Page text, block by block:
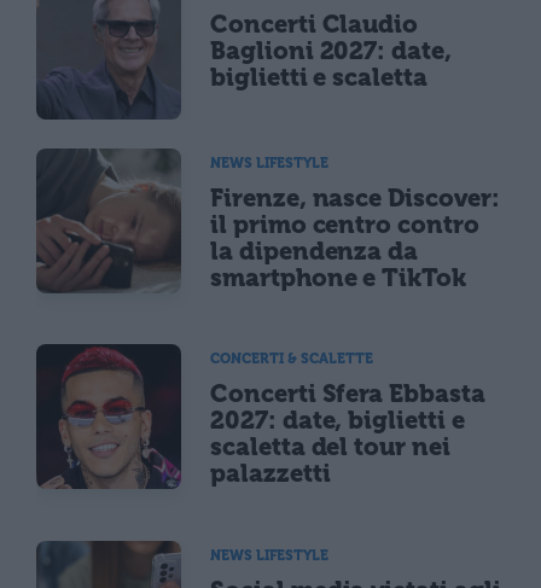
Concerti Claudio
Baglioni 2027: date,
biglietti e scaletta
NEWS LIFESTYLE
Firenze, nasce Discover:
il primo centro contro
la dipendenza da
smartphone e TikTok
CONCERTI & SCALETTE
Concerti Sfera Ebbasta
2027: date, biglietti e
scaletta del tour nei
palazzetti
NEWS LIFESTYLE